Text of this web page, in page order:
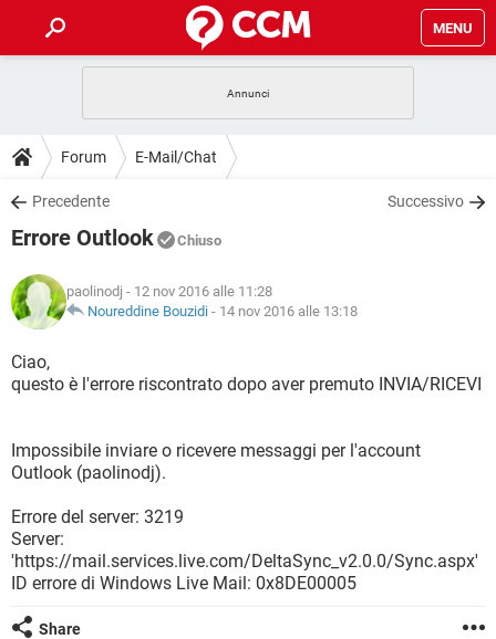
MENU
INTRATTENIMENTO
iOS
INSTAGRAM
TIKTOK
HARDWARE
GUIDE
COVID-19
INSTAGRAM WHATSAPP
TIKTOK
HARDWARE
DOWNLOAD
COVID-19
INTRATTENIMENTO
iOS WINDOWS 10
INSTAGRAM
TIKTOK FACEBOOK
COVID-19 GAMING
INTRATTENIMENTO
iOS
TIKTOK FACEBOOK
HARDWARE
GLOSSARIO
COVID-19
INTRATTENIMENTO ANDROID
INSTAGRAM WHATSAPP
HARDWARE
Forum E-Mail/Chat
Precedente Successivo
Errore Outlook Chiuso
paolinodj - 12 nov 2016 alle 11:28
Noureddine Bouzidi - 14 nov 2016 alle 13:18
Ciao,
questo è l'errore riscontrato dopo aver premuto INVIA/RICEVI
Impossibile inviare o ricevere messaggi per l'account
Outlook (paolinodj).
Errore del server: 3219
Server:
'https://mail.services.live.com/DeltaSync_v2.0.0/Sync.aspx'
ID errore di Windows Live Mail: 0x8DE00005
Share